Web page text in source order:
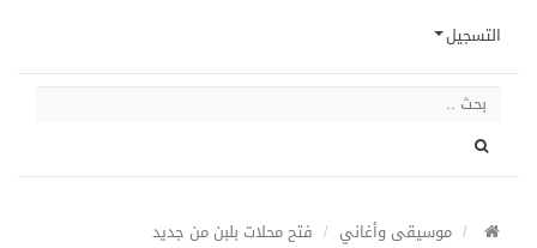
التسجيل
موسيقى وأغاني فتح محلات بلبن من جديد